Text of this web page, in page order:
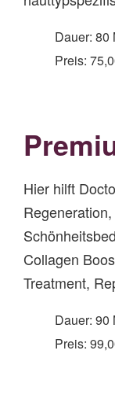
Dauer: 80
Preis:
Hier hilft
Collagen
Treatment,
Dauer: 90
Preis: